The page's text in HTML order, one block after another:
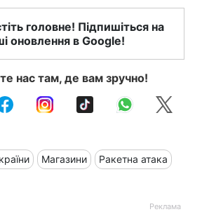
головне! Підпишіться на
оновлення в Google!
нас там, де вам зручно!
Магазини Ракетна атака